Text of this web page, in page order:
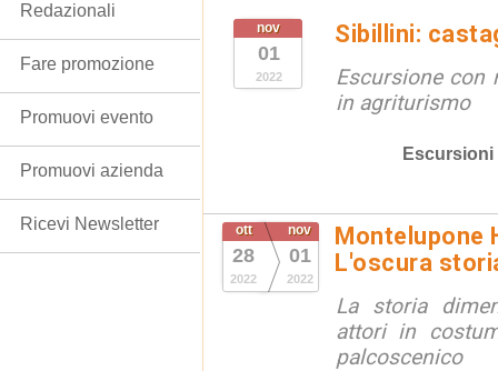
nov
01
2022
Sibillini:
Escursione con
in agriturismo
Escursioni
ott
28
2022
nov
01
2022
Montelupone
L'oscura
La storia
attori in
palcoscenico
Redazionali
Fare promozione
Promuovi evento
Promuovi azienda
Ricevi Newsletter